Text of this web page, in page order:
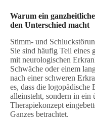
Warum ein
den Unterschied macht
Stimm- und
Sie sind häufig Teil eines
mit neurologischen
Schwäche oder einem
nach einer schweren
es, dass die
alleinsteht, sondern in ein
Therapiekonzept
Ganzes betrachtet.